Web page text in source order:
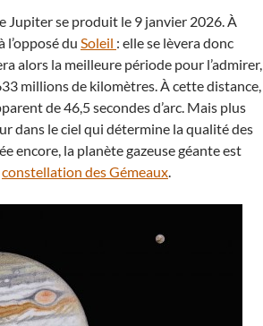
Jupiter se produit le 9 janvier 2026. À
l’opposé du Soleil : elle se lèvera donc
alors la meilleure période pour l’admirer,
millions de kilomètres. À cette distance,
de 46,5 secondes d’arc. Mais plus
dans le ciel qui détermine la qualité des
encore, la planète gazeuse géante est
constellation des Gémeaux.